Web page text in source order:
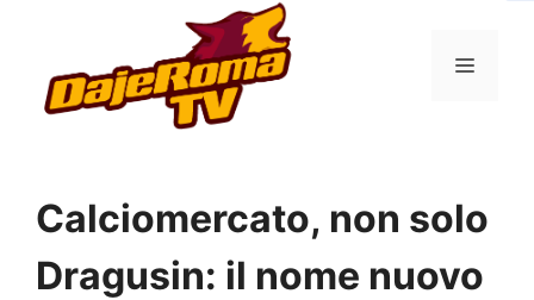
contenuto
MENU
Calciomercato, non solo
Dragusin: il nome nuovo